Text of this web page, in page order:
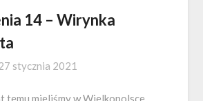
14 – Wirynka
stycznia 2021
temu mieliśmy w Wielkopolsce